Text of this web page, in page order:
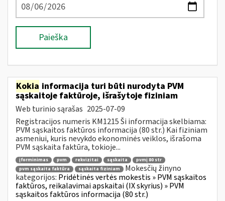
Paieška
Kokia informacija turi būti nurodyta PVM
sąskaitoje faktūroje, išrašytoje fiziniam
Web turinio sąrašas 2025-07-09
Registracijos numeris KM1215 Ši informacija skelbiama:
PVM sąskaitos faktūros informacija (80 str.) Kai fiziniam
asmeniui, kuris nevykdo ekonominės veiklos, išrašoma
PVM sąskaita faktūra, tokioje...
įforminimas pvm rekvizitai sąskaita
pvmį 80 str
pvm sąskaita faktūra
sąskaita fiziniam
Mokesčių žinyno
kategorijos: Pridėtinės vertės mokestis » PVM sąskaitos
faktūros, reikalavimai apskaitai (IX skyrius) » PVM
sąskaitos faktūros informacija (80 str.)